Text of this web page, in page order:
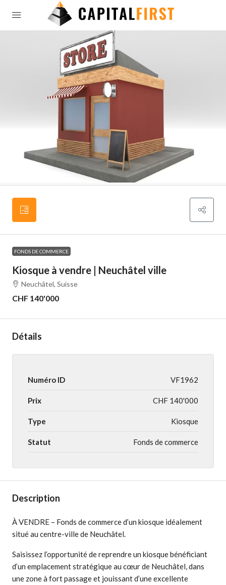
FONDS DE COMMERCE
Kiosque à vendre | Neuchâtel ville
Neuchâtel, Suisse
CHF 140'000
Détails
Numéro ID VF1962
Prix CHF 140'000
Type Kiosque
Statut Fonds de commerce
Description
À VENDRE – Fonds de commerce d’un kiosque idéalement
situé au centre-ville de Neuchâtel.
Saisissez l’opportunité de reprendre un kiosque bénéficiant
d’un emplacement stratégique au cœur de Neuchâtel, dans
une zone à fort passage et jouissant d’une excellente